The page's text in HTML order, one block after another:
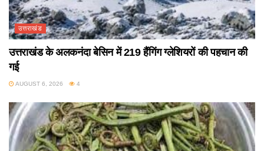
उत्तराखंड
उत्तराखंड के अलकनंदा बेसिन में 219 हैंगिंग ग्लेशियरों की पहचान की
गई
AUGUST 6, 2026 4